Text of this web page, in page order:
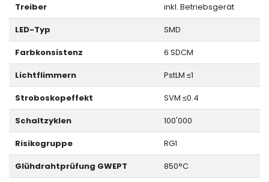
Treiber
inkl. Betriebsgerät
LED-Typ
SMD
Farbkonsistenz
6 SDCM
Lichtflimmern
PstLM ≤1
Stroboskopeffekt
SVM ≤0.4
Schaltzyklen
100'000
Risikogruppe
RG1
Glühdrahtprüfung GWEPT
850°C